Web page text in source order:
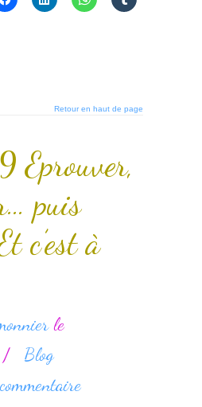
Retour en haut de page
Eprouver,
puis
c’est à
le
/
Blog